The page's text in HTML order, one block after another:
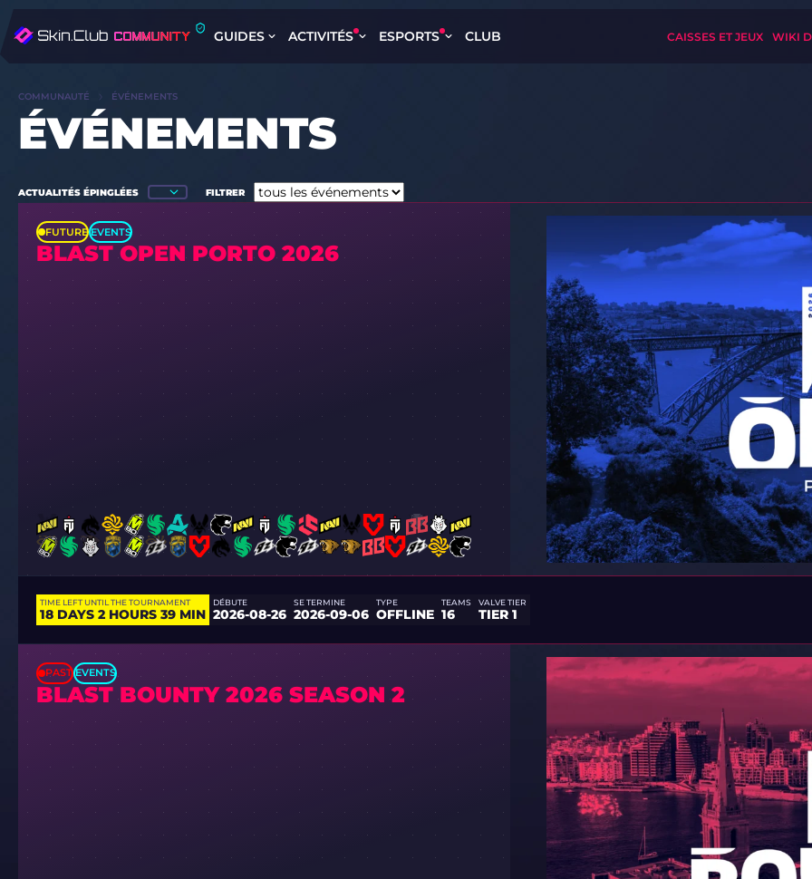
GUIDES ACTIVITÉS ESPORTS CLUB CAISSES ET JEUX WIKI
COMMUNAUTÉ ÉVÉNEMENTS
ÉVÉNEMENTS
ACTUALITÉS ÉPINGLÉES FILTRER
FUTURE EVENTS
BLAST OPEN PORTO 2026
TIME LEFT UNTIL THE TOURNAMENT
18 DAYS 2 HOURS 39 MIN
DÉBUTE
2026-08-26
SE TERMINE
2026-09-06
TYPE
OFFLINE
TEAMS
16
VALVE TIER
TIER 1
PAST EVENTS
BLAST BOUNTY 2026 SEASON 2